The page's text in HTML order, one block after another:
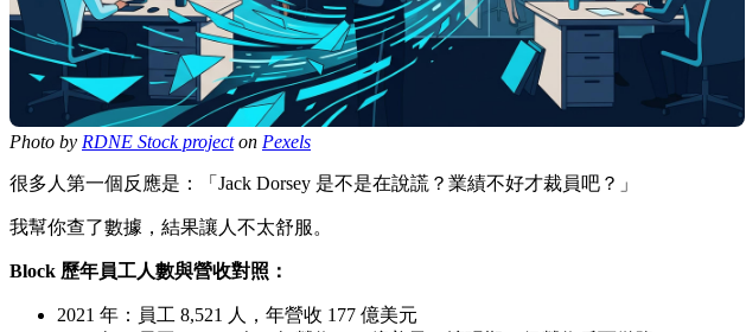
Photo by RDNE Stock projecton Pexels
很多人第一個反應是：「Jack Dorsey 是不是在說謊？業績不好才裁員吧？」
我幫你查了數據，結果讓人不太舒服。
Block 歷年員工人數與營收對照：
2021 年：員工 8,521 人，年營收 177 億美元